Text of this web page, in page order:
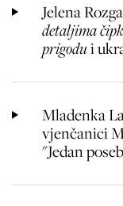
Jelena
detaljima
prigodui
Mladenka
vjenčanici
"Jedan